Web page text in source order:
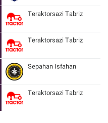
Teraktorsazi Tabriz
Teraktorsazi Tabriz
Sepahan Isfahan
Teraktorsazi Tabriz